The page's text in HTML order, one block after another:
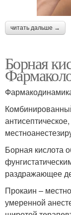
читать дальше →
Борная
Борная кислота
раздражающее
Прокаин –
умеренной